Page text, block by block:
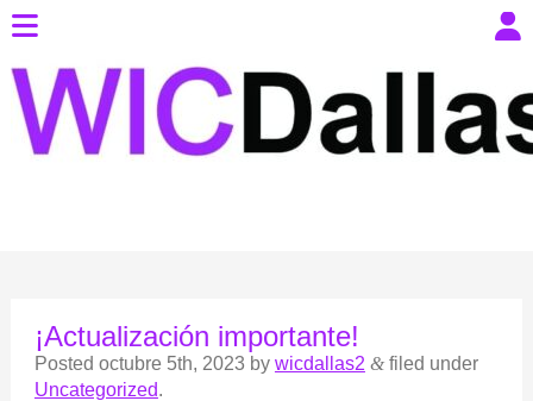
¡Actualización importante!
Posted octubre 5th, 2023 by wicdallas2 &filed under
Uncategorized.